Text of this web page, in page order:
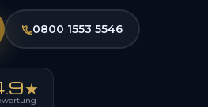
0800 1553 5546